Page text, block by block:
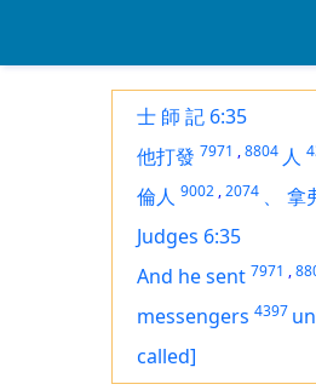
士 師 記 6:35
他打發 7971 ,8804 人
倫人 9002 ,2074 、 拿
Judges 6:35
And he sent 7971 ,
messengers 4397
called]